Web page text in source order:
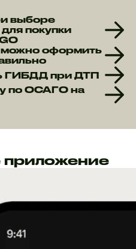
выборе
покупки
можно оформить
ГИБДД при ДТП
по ОСАГО на